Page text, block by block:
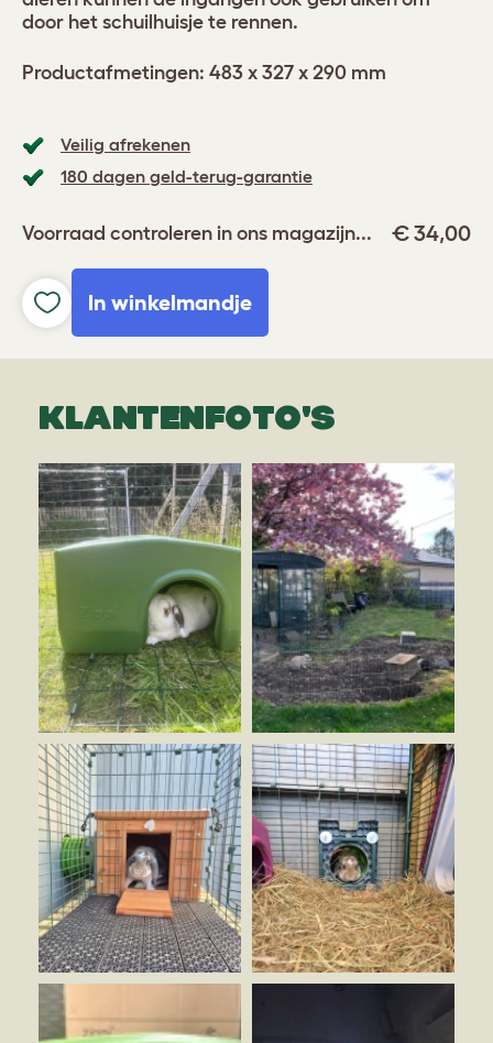
Veilig afrekenen
180 dagen geld-terug-garantie
Voorraad controleren in ons magazijn... € 34,00
In winkelmandje
door het schuilhuisje te rennen.
Productafmetingen: 483 x 327 x 290 mm
KLANTENFOTO'S